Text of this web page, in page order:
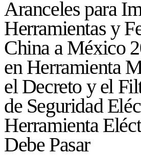
Aranceles para
Herramientas y
China a México
en Herramienta
el Decreto y el
de Seguridad
Herramienta
Debe Pasar